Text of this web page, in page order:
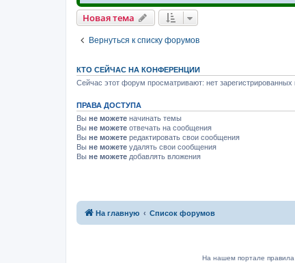
Новая тема
Вернуться к списку форумов
КТО СЕЙЧАС НА КОНФЕРЕНЦИИ
Сейчас этот форум просматривают: нет зарегистрированных
ПРАВА ДОСТУПА
Вы не можете начинать темы
Вы не можете отвечать на сообщения
Вы не можете редактировать свои сообщения
Вы не можете удалять свои сообщения
Вы не можете добавлять вложения
На главную Список форумов
На нашем портале правила